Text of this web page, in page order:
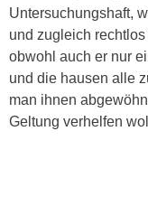
Untersuchungshaft,
und zugleich
obwohl auch er nur
und die hausen alle
man ihnen
Geltung verhelfen